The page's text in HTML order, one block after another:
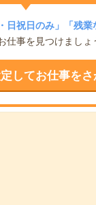
日祝日のみ」「残業
仕事を見つけましょ
してお仕事をさ